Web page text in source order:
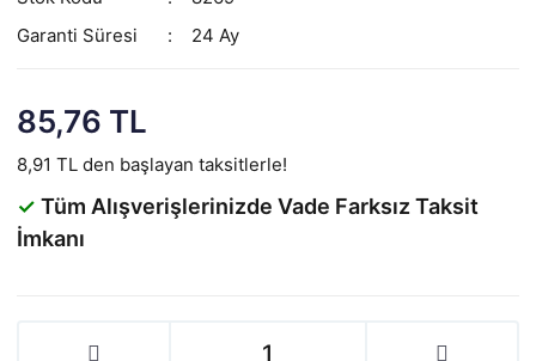
Garanti Süresi
24 Ay
85,76 TL
8,91 TL den başlayan taksitlerle!
✓ Tüm Alışverişlerinizde Vade Farksız Taksit
İmkanı